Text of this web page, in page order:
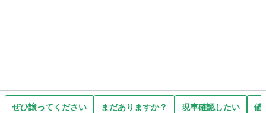
ぜひ譲ってください まだありますか？ 現車確認したい 値